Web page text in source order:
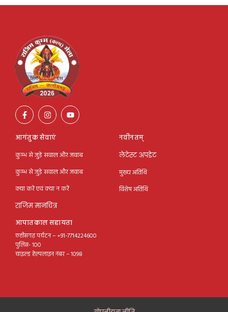
आगंतुक सेवाएं
कुम्भ से जुड़े सवाल और जवाब
कुम्भ से जुड़े सवाल और जवाब
क्या करें एवं क्या न करें
राजिम मानचित्र
नवीनतम्
लेटेस्ट अपडेट
मुख्य अतिथि
विशेष अतिथि
आपातकाल सहायता
छत्तीसगढ़ पर्यटन – +91-7714224600
पुलिस- 100
चाइल्ड हेल्पलाइन नंबर – 1098